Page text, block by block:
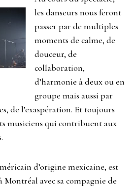
les danseurs nous feront
passer par de multiples
moments de calme, de
douceur, de
collaboration,
d’harmonie à deux ou en
groupe mais aussi par
de l’exaspération. Et toujours
musiciens qui contribuent aux
d’origine mexicaine, est
avec sa compagnie de